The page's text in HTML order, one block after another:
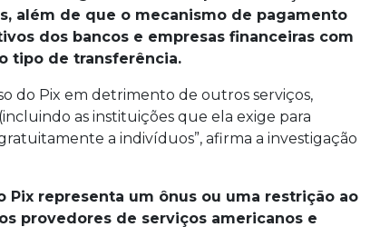
além de que o mecanismo de pagamento
dos bancos e empresas financeiras com
tipo de transferência.
do Pix em detrimento de outros serviços,
as instituições que ela exige para
a indivíduos”, afirma a investigação
Pix representa um ônus ou uma restrição ao
provedores de serviços americanos e